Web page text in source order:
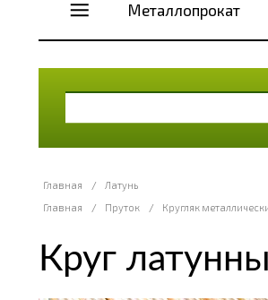
Металлопрокат
Главная /
Латунь
Главная
/ Пруток / Кругляк
Круг